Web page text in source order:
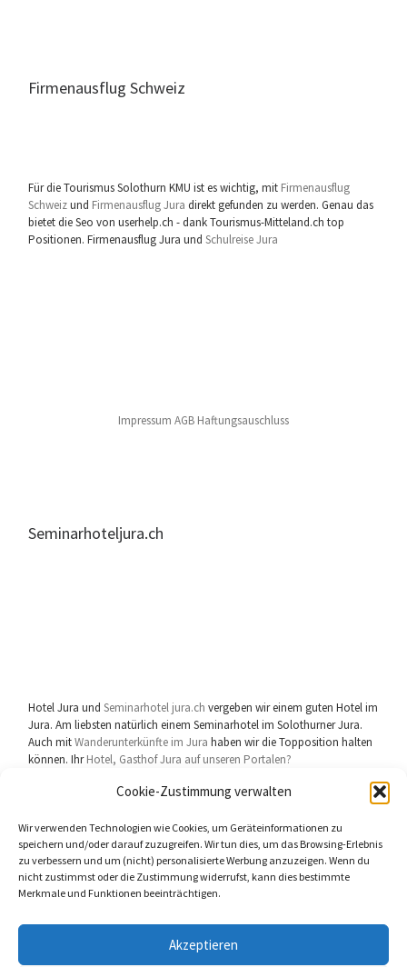
Cookie-Zustimmung verwalten
Wir verwenden Technologien wie Cookies, um Geräteinformationen zu
speichern und/oder darauf zuzugreifen. Wir tun dies, um das Browsing-Erlebnis
zu verbessern und um (nicht) personalisierte Werbung anzuzeigen. Wenn du
nicht zustimmst oder die Zustimmung widerrufst, kann dies bestimmte
Merkmale und Funktionen beeinträchtigen.
Akzeptieren
Firmenausflug Schweiz
Für die Tourismus Solothurn KMU ist es wichtig, mit Firmenausflug
Schweizund Firmenausflug Jura direkt gefunden zu werden. Genau das
bietet die Seo von userhelp.ch - dank Tourismus-Mitteland.ch top
Positionen. Firmenausflug Jura undSchulreise Jura
Impressum AGB Haftungsauschluss
Seminarhoteljura.ch
Hotel Jura undSeminarhotel jura.ch vergeben wir einem guten Hotel im
Jura. Am liebsten natürlich einem Seminarhotel im Solothurner Jura.
Auch mitWanderunterkünfte im Jura haben wir die Topposition halten
können. IhrHotel, Gasthof Jura auf unseren Portalen?
userhelp.ch Gerichtsstand Biberist SolothurnSchweiz